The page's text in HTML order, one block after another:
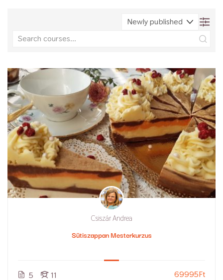
Csiszár Andrea
Sütiszappan Mesterkurzus
5 11 69995Ft